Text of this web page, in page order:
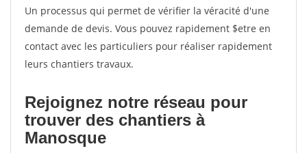
Un processus qui permet de vérifier la véracité d'une
demande de devis. Vous pouvez rapidement $etre en
contact avec les particuliers pour réaliser rapidement
leurs chantiers travaux.
Rejoignez notre réseau pour
trouver des chantiers à
Manosque